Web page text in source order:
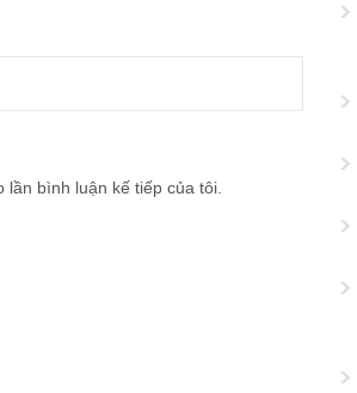
bình luận kế tiếp của tôi.